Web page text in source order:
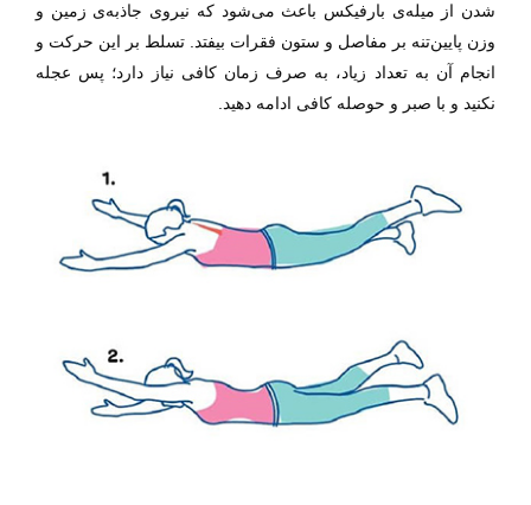
شدن از میله‌ی بارفیکس باعث می‌شود که نیروی جاذبه‌ی زمین و
وزن پایین‌تنه بر مفاصل و ستون فقرات بیفتد. تسلط بر این حرکت و
انجام آن به تعداد زیاد، به صرف زمان کافی نیاز دارد؛ پس عجله
نکنید و با صبر و حوصله کافی ادامه دهید.